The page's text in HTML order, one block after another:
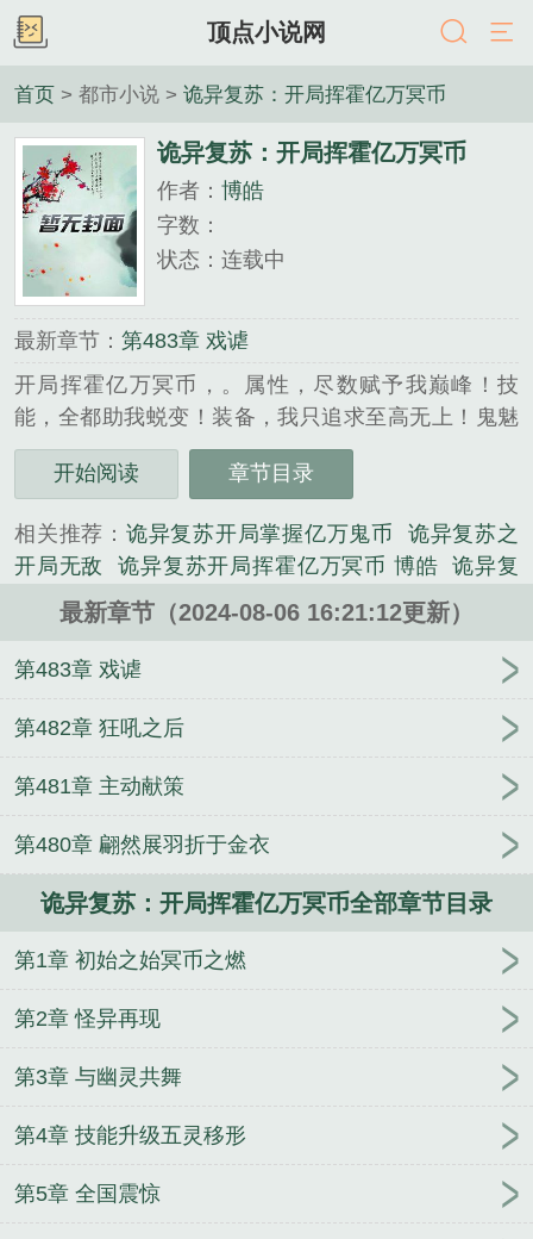
顶点小说网
首页 > 都市小说 > 诡异复苏：开局挥霍亿万冥币
诡异复苏：开局挥霍亿万冥币
作者： 博皓
字数：
状态：连载中
最新章节： 第483章 戏谑
开局挥霍亿万冥币，。属性，尽数赋予我巅峰！技
能，全都助我蜕变！装备，我只追求至高无上！鬼魅
福祉世间罕有？抱歉，在下拥有亿万！...
《诡异复苏：开局挥霍亿万冥币》是博皓精心创作的
开始阅读 章节目录
相关推荐： 诡异复苏开局掌握亿万鬼币
诡异复苏之
开局无敌
诡异复苏开局挥霍亿万冥币 博皓
诡异复
苏开局零元购
诡异复苏开局一座锁妖塔 诡异复苏开
局拥有亿万冥币动漫
诡异复苏开局亿万冥币漫画完
整版 诡异复苏开局成为诡商人
诡异复苏开局拥有亿
画 诡异复苏开局激活射手座
诡异复苏开局窃取恐惧
万亿冥币 诡异复苏开局一枚青铜戒指
帝国传
球领主
末世小果农 最强系统仙帝
全宇
宙我只喜欢你
药尚天 她的夜莺 福气满满小厨娘
创世天阿战纪
佳人难以良人配 名侦探柯南之樱花下
的约定 穿越马 天野长歌
宝可梦：重生小智，只想
常
最新章节（2024-08-06 16:21:12更新）
第483章 戏谑
第482章 狂吼之后
第481章 主动献策
第480章 翩然展羽折于金衣
诡异复苏：开局挥霍亿万冥币全部章节目录
第1章 初始之始冥币之燃
第2章 怪异再现
第3章 与幽灵共舞
第4章 技能升级五灵移形
第5章 全国震惊